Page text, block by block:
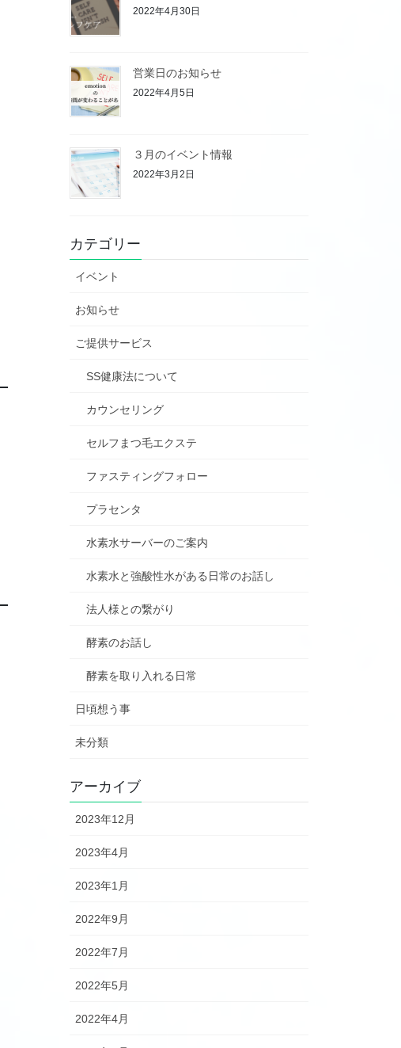
2022年4月30日
営業日のお知らせ
2022年4月5日
３月のイベント情報
2022年3月2日
カテゴリー
イベント
お知らせ
ご提供サービス
SS健康法について
カウンセリング
セルフまつ毛エクステ
ファスティングフォロー
プラセンタ
水素水サーバーのご案内
水素水と強酸性水がある日常のお話し
法人様との繋がり
酵素のお話し
酵素を取り入れる日常
日頃想う事
未分類
アーカイブ
2023年12月
2023年4月
2023年1月
2022年9月
2022年7月
2022年5月
2022年4月